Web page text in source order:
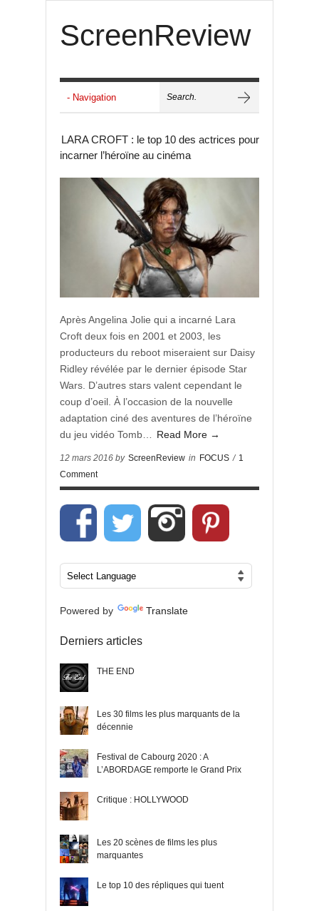
ScreenReview
LARA CROFT : le top 10 des actrices pour
incarner l’héroïne au cinéma
Après Angelina Jolie qui a incarné Lara
Croft deux fois en 2001 et 2003, les
producteurs du reboot miseraient sur Daisy
Ridley révélée par le dernier épisode Star
Wars. D’autres stars valent cependant le
coup d’oeil. À l’occasion de la nouvelle
adaptation ciné des aventures de l’héroïne
du jeu vidéo Tomb…
Read More →
12 mars 2016 by ScreenReview in FOCUS / 1
Comment
Powered by Translate
Derniers articles
THE END
Les 30 films les plus marquants de la
décennie
Festival de Cabourg 2020 : A
L’ABORDAGE remporte le Grand Prix
Critique : HOLLYWOOD
Les 20 scènes de films les plus
marquantes
Le top 10 des répliques qui tuent